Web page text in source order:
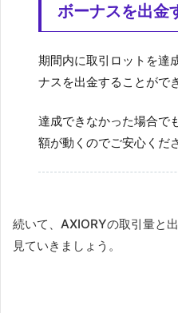
ボーナスを出金
期間内に取引ロットを達
ナスを出金することがで
達成できなかった場合で
額が動くのでご安心くだ
続いて、AXIORYの取引量と
見ていきましょう。